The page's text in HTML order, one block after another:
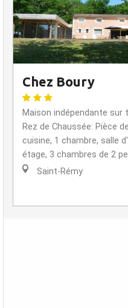
Chez Boury
Maison indépendante sur
Rez de Chaussée: Pièce
cuisine, 1 chambre, salle
étage, 3 chambres de 2
Saint-Rémy